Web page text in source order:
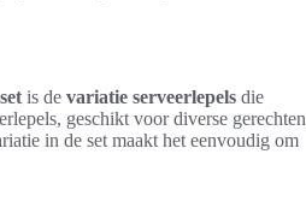
is de variatie serveerlepels die
geschikt voor diverse gerechten
in de set maakt het eenvoudig om